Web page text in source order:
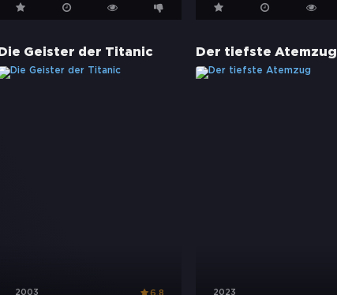
Die Geister der Titanic
2003
Der tiefste Atemzug
2023